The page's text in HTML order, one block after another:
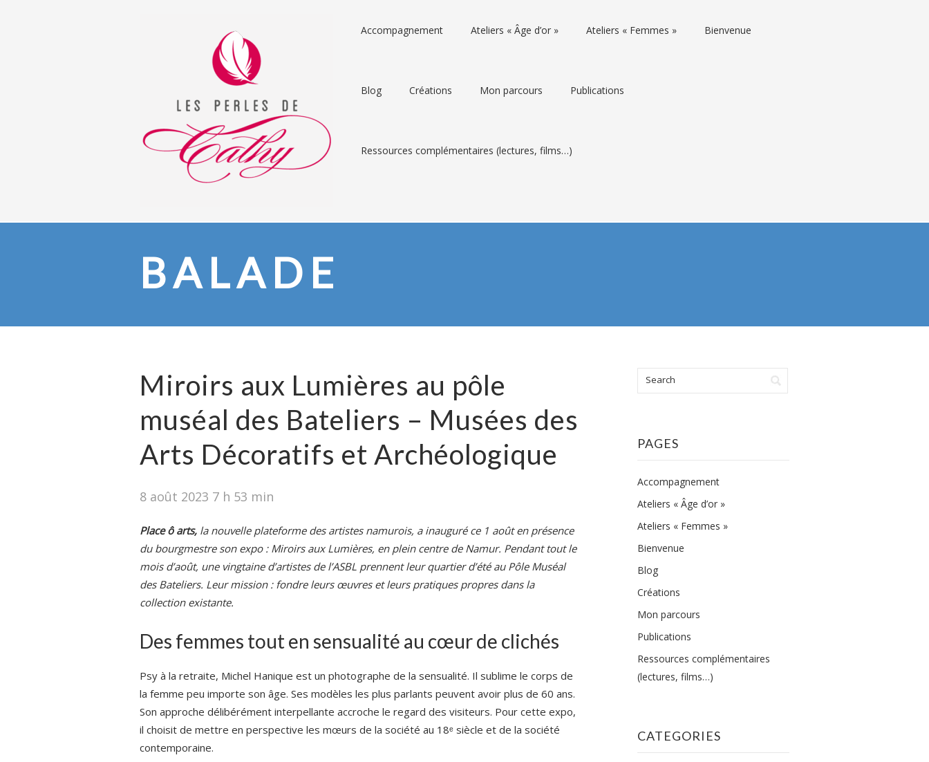
Accompagnement Ateliers « Âge d’or » Ateliers « Femmes » Bienvenue
Blog Créations Mon parcours Publications
Ressources complémentaires (lectures, films…)
BALADE
Miroirs aux Lumières au pôle
muséal des Bateliers – Musées des
Arts Décoratifs et Archéologique
8 août 2023 7 h 53 min
Place ô arts, la nouvelle plateforme des artistes namurois, a inauguré ce 1 août en présence
du bourgmestre son expo : Miroirs aux Lumières, en plein centre de Namur. Pendant tout le
mois d’août, une vingtaine d’artistes de l’ASBL prennent leur quartier d’été au Pôle Muséal
des Bateliers. Leur mission : fondre leurs œuvres et leurs pratiques propres dans la
collection existante.
Des femmes tout en sensualité au cœur de clichés
Psy à la retraite, Michel Hanique est un photographe de la sensualité. Il sublime le corps de
la femme peu importe son âge. Ses modèles les plus parlants peuvent avoir plus de 60 ans.
Son approche délibérément interpellante accroche le regard des visiteurs. Pour cette expo,
il choisit de mettre en perspective les mœurs de la société au 18ᵉ siècle et de la société
contemporaine.
PAGES
Accompagnement
Ateliers « Âge d’or »
Ateliers « Femmes »
Bienvenue
Blog
Créations
Mon parcours
Publications
Ressources complémentaires
(lectures, films…)
CATEGORIES